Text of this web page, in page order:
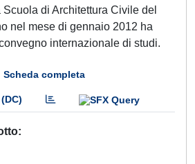
di Architettura Civile del
nel mese di gennaio 2012 ha
internazionale di studi.
Scheda completa